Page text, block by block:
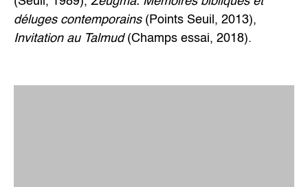
déluges contemporains(Points Seuil, 2013),
Invitation au Talmud(Champs essai, 2018).